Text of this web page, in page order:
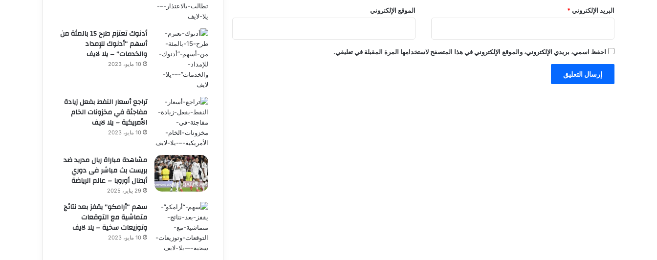
البريد الإلكتروني* الموقع الإلكتروني
احفظ اسمي، بريدي الإلكتروني، والموقع الإلكتروني في هذا المتصفح لاستخدامها المرة المقبلة في تعليقي.
أدنوك تعتزم طرح 15 بالمئة من
أسهم “أدنوك للإمداد
والخدمات” – يلا لايف
10 مايو، 2023
تراجع أسعار النفط بفعل زيادة
مفاجئة في مخزونات الخام
الأمريكية – يلا لايف
10 مايو، 2023
مشاهدة مباراة ريال مدريد ضد
بريست بث مباشر فى دوري
أبطال أوروبا – عالم الرياضة
29 يناير، 2025
سهم “أرامكو” يقفز بعد نتائج
متماشية مع التوقعات
وتوزيعات سخية – يلا لايف
10 مايو، 2023